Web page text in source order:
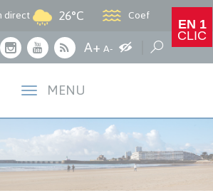
EN 1
CLIC
direct 26°C Coef
Instagram
YoutubeRSSA+Agrandir le texte
A-Réduire le texte
Augmenter les
MENU
cookies